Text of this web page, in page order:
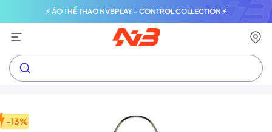
⚡ ÁO THỂ THAO NVBPLAY - CONTROL COLLECTION ⚡
-13%